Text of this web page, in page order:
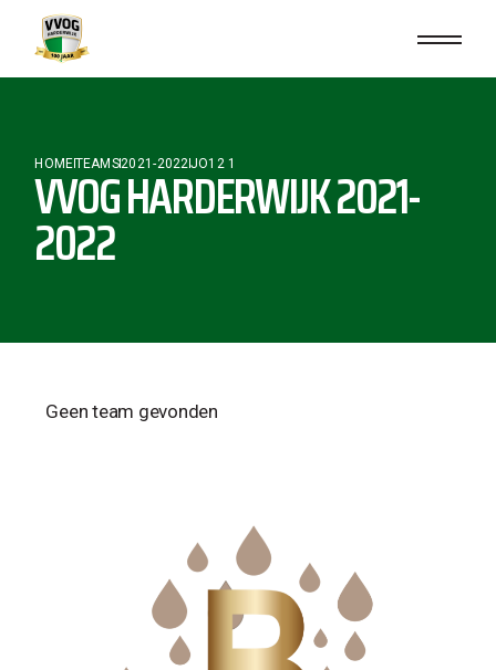
HOMETEAMS2021-2022JO12 1
VVOG HARDERWIJK 2021-
2022
Geen team gevonden